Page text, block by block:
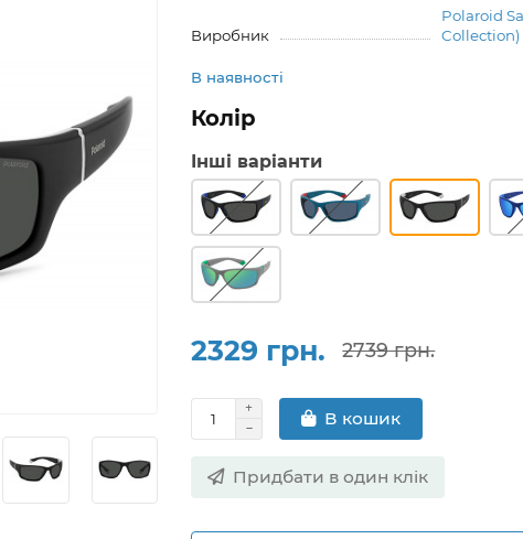
Виробник
Polaroid
Collection)
В наявності
Колір
Інші варіанти
2329 грн. 2739 грн.
В кошик
Придбати в один клік